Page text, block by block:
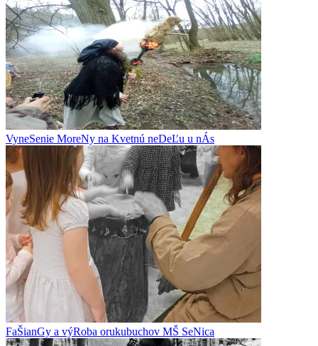
VyneSenie MoreNy na Kvetnú neDeĽu u nÁs
FaŠianGy a výRoba orukubuchov MŠ SeNica